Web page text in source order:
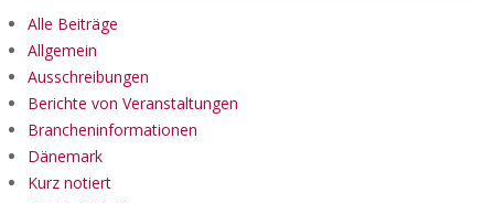
Alle Beiträge
Allgemein
Ausschreibungen
Berichte von Veranstaltungen
Brancheninformationen
Dänemark
Kurz notiert